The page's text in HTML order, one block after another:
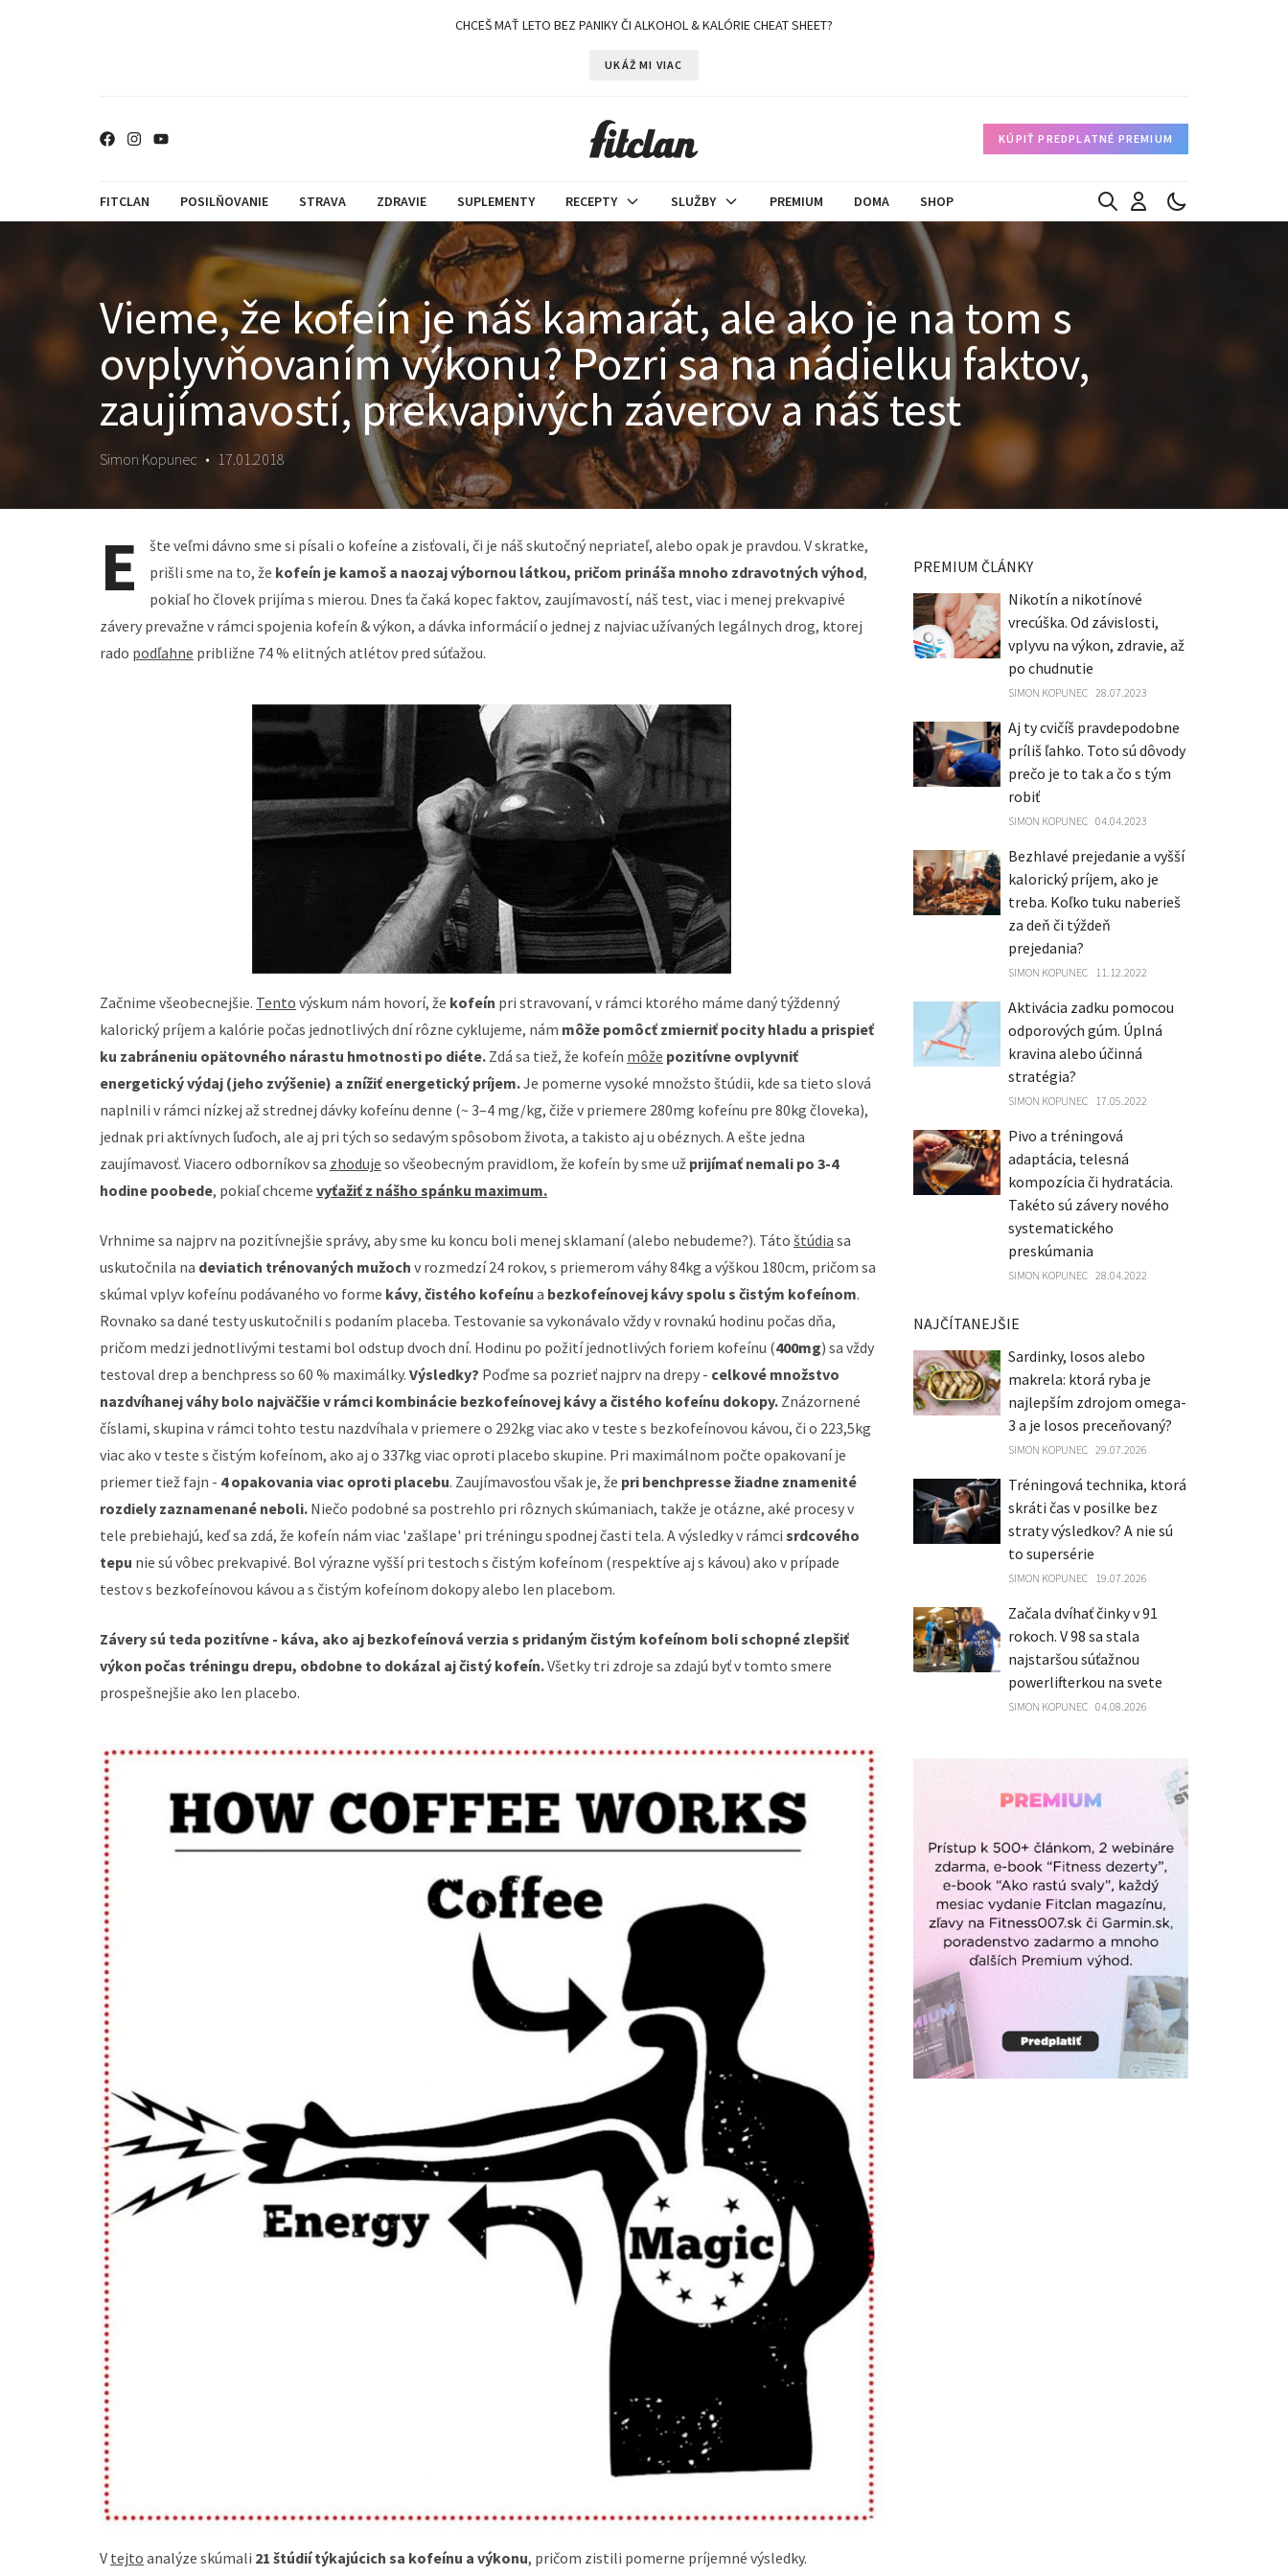
CHCEŠ MAŤ LETO BEZ PANIKY ČI ALKOHOL & KALÓRIE CHEAT SHEET?
UKÁŽ MI VIAC
KÚPIŤ PREDPLATNÉ PREMIUM
FITCLAN POSILŇOVANIE STRAVA ZDRAVIE SUPLEMENTY RECEPTY SLUŽBY PREMIUM DOMA SHOP
Vieme, že kofeín je náš kamarát, ale ako je na tom s
ovplyvňovaním výkonu? Pozri sa na nádielku faktov,
zaujímavostí, prekvapivých záverov a náš test
Simon Kopunec • 17.01.2018
E
šte veľmi dávno sme si písali o kofeíne a zisťovali, či je náš skutočný nepriateľ, alebo opak je pravdou. V skratke,
prišli sme na to, že kofeín je kamoš a naozaj výbornou látkou, pričom prináša mnoho zdravotných výhod,
pokiaľ ho človek prijíma s mierou. Dnes ťa čaká kopec faktov, zaujímavostí, náš test, viac i menej prekvapivé
závery prevažne v rámci spojenia kofeín & výkon, a dávka informácií o jednej z najviac užívaných legálnych drog, ktorej
rado podľahne približne 74 % elitných atlétov pred súťažou.
Začnime všeobecnejšie. Tento výskum nám hovorí, že kofeín pri stravovaní, v rámci ktorého máme daný týždenný
kalorický príjem a kalórie počas jednotlivých dní rôzne cyklujeme, nám môže pomôcť zmierniť pocity hladu a prispieť
ku zabráneniu opätovného nárastu hmotnosti po diéte. Zdá sa tiež, že kofeín môže pozitívne ovplyvniť
energetický výdaj (jeho zvýšenie) a znížiť energetický príjem.Je pomerne vysoké množsto štúdii, kde sa tieto slová
naplnili v rámci nízkej až strednej dávky kofeínu denne (~ 3–4 mg/kg, čiže v priemere 280mg kofeínu pre 80kg človeka),
jednak pri aktívnych ľuďoch, ale aj pri tých so sedavým spôsobom života, a takisto aj u obéznych. A ešte jedna
zaujímavosť. Viacero odborníkov sa zhoduje so všeobecným pravidlom, že kofeín by sme už prijímať nemali po 3-4
hodine poobede, pokiaľ chceme vyťažiť z nášho spánku maximum.
Vrhnime sa najprv na pozitívnejšie správy, aby sme ku koncu boli menej sklamaní (alebo nebudeme?). Táto štúdia sa
uskutočnila na deviatich trénovaných mužoch v rozmedzí 24 rokov, s priemerom váhy 84kg a výškou 180cm, pričom sa
skúmal vplyv kofeínu podávaného vo forme kávy, čistého kofeínu a bezkofeínovej kávy spolu s čistým kofeínom.
Rovnako sa dané testy uskutočnili s podaním placeba. Testovanie sa vykonávalo vždy v rovnakú hodinu počas dňa,
pričom medzi jednotlivými testami bol odstup dvoch dní. Hodinu po požití jednotlivých foriem kofeínu (400mg) sa vždy
testoval drep a benchpress so 60 % maximálky. Výsledky? Poďme sa pozrieť najprv na drepy - celkové množstvo
nazdvíhanej váhy bolo najväčšie v rámci kombinácie bezkofeínovej kávy a čistého kofeínu dokopy. Znázornené
číslami, skupina v rámci tohto testu nazdvíhala v priemere o 292kg viac ako v teste s bezkofeínovou kávou, či o 223,5kg
viac ako v teste s čistým kofeínom, ako aj o 337kg viac oproti placebo skupine. Pri maximálnom počte opakovaní je
priemer tiež fajn - 4 opakovania viac oproti placebu. Zaujímavosťou však je, že pri benchpresse žiadne znamenité
rozdiely zaznamenané neboli. Niečo podobné sa postrehlo pri rôznych skúmaniach, takže je otázne, aké procesy v
tele prebiehajú, keď sa zdá, že kofeín nám viac 'zašlape' pri tréningu spodnej časti tela. A výsledky v rámci srdcového
tepu nie sú vôbec prekvapivé. Bol výrazne vyšší pri testoch s čistým kofeínom (respektíve aj s kávou) ako v prípade
testov s bezkofeínovou kávou a s čistým kofeínom dokopy alebo len placebom.
Závery sú teda pozitívne - káva, ako aj bezkofeínová verzia s pridaným čistým kofeínom boli schopné zlepšiť
výkon počas tréningu drepu, obdobne to dokázal aj čistý kofeín.Všetky tri zdroje sa zdajú byť v tomto smere
prospešnejšie ako len placebo.
V tejto analýze skúmali 21 štúdií týkajúcich sa kofeínu a výkonu, pričom zistili pomerne príjemné výsledky.
PREMIUM ČLÁNKY
Nikotín a nikotínové
vrecúška. Od závislosti,
vplyvu na výkon, zdravie, až
po chudnutie
SIMON KOPUNEC 28.07.2023
Aj ty cvičíš pravdepodobne
príliš ľahko. Toto sú dôvody
prečo je to tak a čo s tým
robiť
SIMON KOPUNEC 04.04.2023
Bezhlavé prejedanie a vyšší
kalorický príjem, ako je
treba. Koľko tuku naberieš
za deň či týždeň
prejedania?
SIMON KOPUNEC 11.12.2022
Aktivácia zadku pomocou
odporových gúm. Úplná
kravina alebo účinná
stratégia?
SIMON KOPUNEC 17.05.2022
Pivo a tréningová
adaptácia, telesná
kompozícia či hydratácia.
Takéto sú závery nového
systematického
preskúmania
SIMON KOPUNEC 28.04.2022
NAJČÍTANEJŠIE
Sardinky, losos alebo
makrela: ktorá ryba je
najlepším zdrojom omega-
3 a je losos preceňovaný?
SIMON KOPUNEC 29.07.2026
Tréningová technika, ktorá
skráti čas v posilke bez
straty výsledkov? A nie sú
to supersérie
SIMON KOPUNEC 19.07.2026
Začala dvíhať činky v 91
rokoch. V 98 sa stala
najstaršou súťažnou
powerlifterkou na svete
SIMON KOPUNEC 04.08.2026